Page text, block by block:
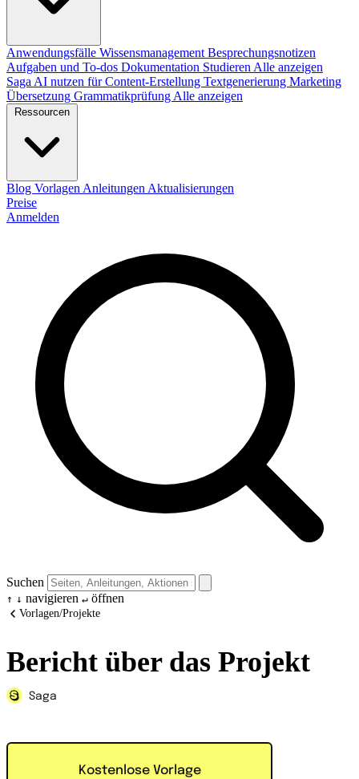
Anwendungsfälle Wissensmanagement Besprechungsnotizen
Aufgaben und To-dos Dokumentation Studieren Alle anzeigen
Saga AI nutzen fürContent-Erstellung Textgenerierung Marketing
Übersetzung Grammatikprüfung Alle anzeigen
Blog Vorlagen Anleitungen Aktualisierungen
Preise
Anmelden
Suchen
↑ ↓ navigieren ↵ öffnen
Vorlagen/Projekte
Bericht über das Projekt
Saga
Kostenlose Vorlage